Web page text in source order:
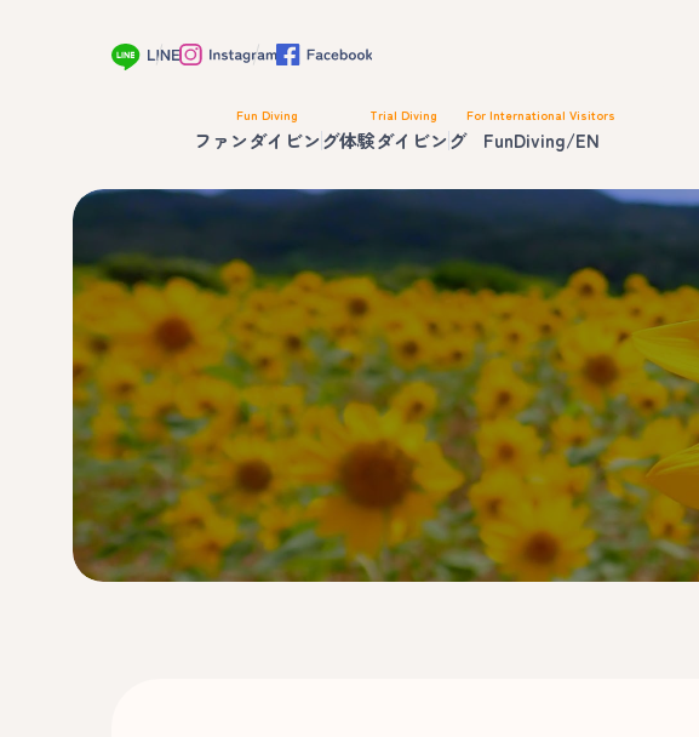
Fun Diving
ファンダイビング
Trial Diving
体験ダイビング
For International Visitors
FunDiving/EN